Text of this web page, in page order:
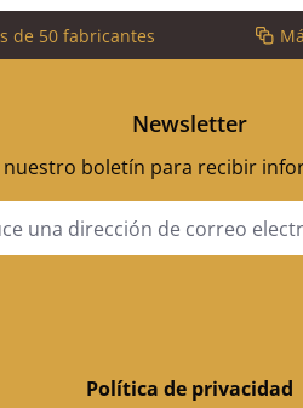
de 50 fabricantes
Newsletter
nuestro boletín para recibir
Política de privacidad